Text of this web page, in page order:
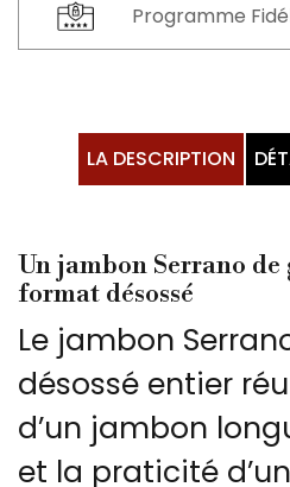
Programme
LA DESCRIPTION
Un jambon Serrano
format désossé
Le jambon
désossé entier
d’un jambon
et la praticité